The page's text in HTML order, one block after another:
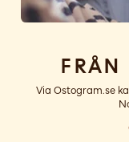
Via Ostogram.se